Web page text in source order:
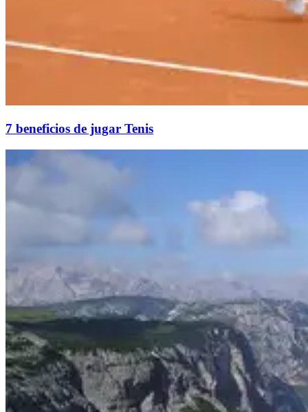
7 beneficios de jugar Tenis